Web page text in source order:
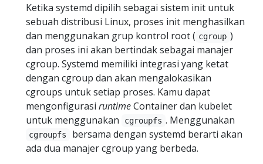
Ketika systemd dipilih sebagai sistem init untuk
sebuah distribusi Linux, proses init menghasilkan
dan menggunakan grup kontrol root ( cgroup )
dan proses ini akan bertindak sebagai manajer
cgroup. Systemd memiliki integrasi yang ketat
dengan cgroup dan akan mengalokasikan
cgroups untuk setiap proses. Kamu dapat
mengonfigurasi runtimeContainer dan kubelet
untuk menggunakan
cgroupfs . Menggunakan
cgroupfs
bersama dengan systemd berarti akan
ada dua manajer cgroup yang berbeda.